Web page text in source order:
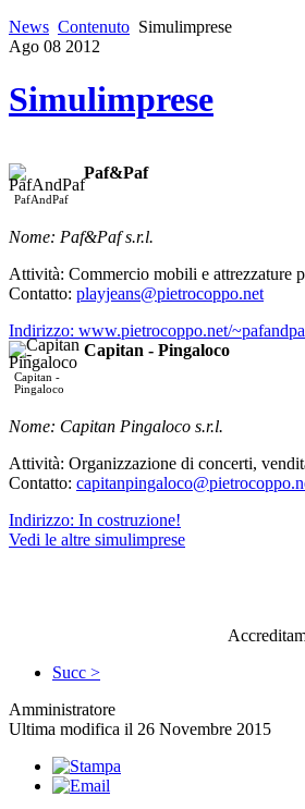
News Contenuto Simulimprese
Ago 08 2012
Simulimprese
PafAndPaf
Paf&Paf
Nome: Paf&Paf s.r.l.
Attività: Commercio mobili e attrezzature
Contatto: playjeans@pietrocoppo.net
Indirizzo: www.pietrocoppo.net/
Capitan -
Pingaloco
Capitan - Pingaloco
Nome: Capitan Pingaloco s.r.l.
Attività: Organizzazione di concerti,
Contatto:
Indirizzo: In costruzione!
Vedi le altre simulimprese
Succ >
Amministratore
Ultima modifica il 26 Novembre 2015